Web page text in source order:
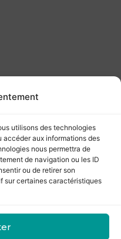
utilisons des technologies
aux informations des
nous permettra de
de navigation ou les ID
ou de retirer son
sur certaines caractéristiques